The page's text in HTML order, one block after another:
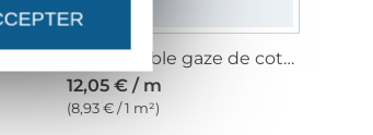
Tissu double gaze de coton Cœurs, Little hearts, blue
12,05 € / m
(8,93 € / 1 m²)